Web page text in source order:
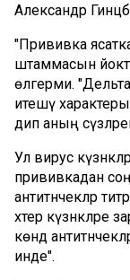
Александр
"Прививка
штаммасын
өлгерми.
итешү характерын
дип аның
Ул вирус
прививкадан
антитәнчекләр
хәтер
көндә
инде".